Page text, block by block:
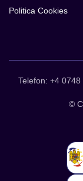
Politica Cookies
Telefon: +4
©